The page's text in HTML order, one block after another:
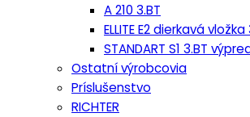
A 210 3.BT
ELLITE E2 dierkavá
STANDART S1 3.BT
Ostatní výrobcovia
Príslušenstvo
RICHTER